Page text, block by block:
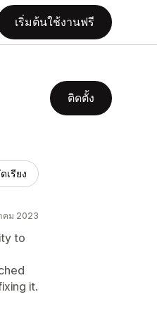
เริ่มต้นใช้งานฟรี
ติดตั้ง
เรียง
คม 2023
to
it.